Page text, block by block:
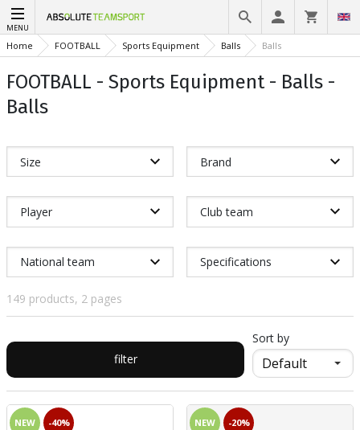
MENU
Home FOOTBALL Sports Equipment Balls Balls
FOOTBALL - Sports Equipment - Balls -
Balls
Size Brand
Player Club team
National team Specifications
149 products, 2 pages
filter
Sort by
NEW -40% NEW -20%